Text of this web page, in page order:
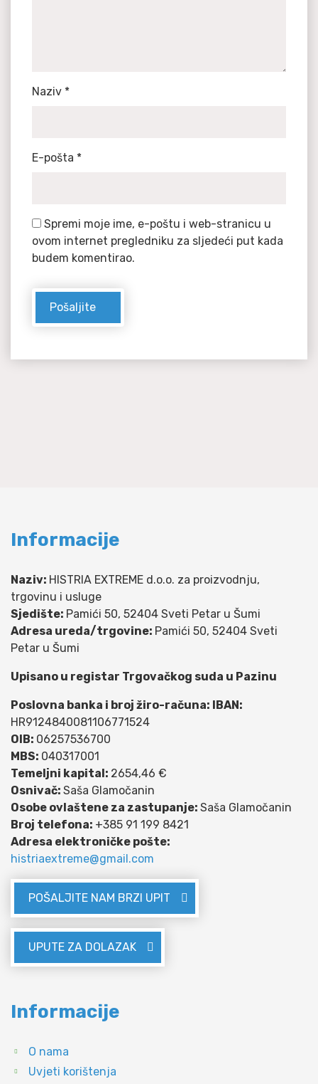
Naziv *
E-pošta *
Spremi moje ime, e-poštu i web-stranicu u
ovom internet pregledniku za sljedeći put kada
budem komentirao.
Informacije
Naziv: HISTRIA EXTREME d.o.o. za proizvodnju,
trgovinu i usluge
Sjedište: Pamići 50, 52404 Sveti Petar u Šumi
Adresa ureda/trgovine: Pamići 50, 52404 Sveti
Petar u Šumi
Upisano u registar Trgovačkog suda u Pazinu
Poslovna banka i broj žiro-računa: IBAN:
HR9124840081106771524
OIB: 06257536700
MBS: 040317001
Temeljni kapital: 2654,46 €
Osnivač: Saša Glamočanin
Osobe ovlaštene za zastupanje: Saša Glamočanin
Broj telefona: +385 91 199 8421
Adresa elektroničke pošte:
histriaextreme@gmail.com
POŠALJITE NAM BRZI UPIT
UPUTE ZA DOLAZAK
Informacije
O nama
Uvjeti korištenja